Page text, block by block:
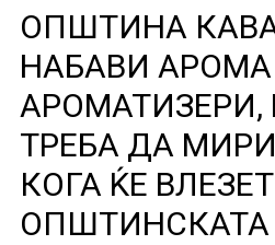
ОПШТИНА
НАБАВИ
АРОМАТИЗЕРИ,
ТРЕБА ДА
КОГА ЌЕ
ОПШТИНСКАТА